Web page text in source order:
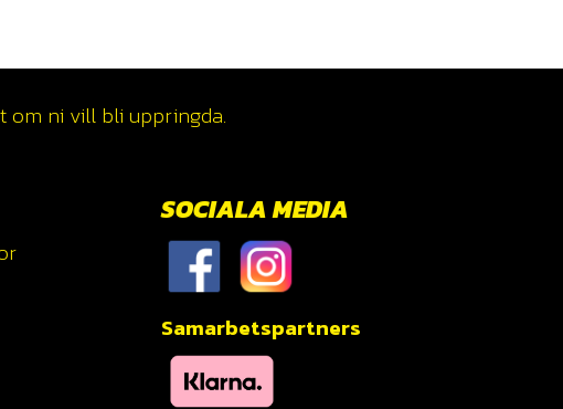
om ni vill bli uppringda.
SOCIALA MEDIA
Samarbetspartners